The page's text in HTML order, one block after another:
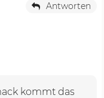
Antworten
kommt das